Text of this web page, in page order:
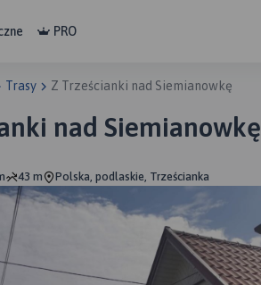
PRO
Trasy Z Trześcianki nad Siemianowkę
nad Siemianowkę
43 m Polska, podlaskie, Trześcianka